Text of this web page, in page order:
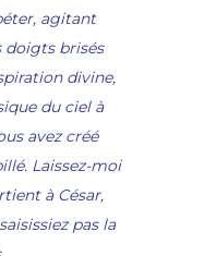
agitant
doigts brisés
divine,
du ciel à
avez créé
Laissez-moi
à César,
pas la